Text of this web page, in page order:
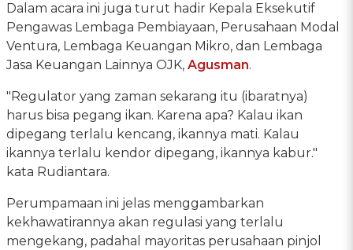
Dalam acara ini juga turut hadir Kepala Eksekutif
Pengawas Lembaga Pembiayaan, Perusahaan Modal
Ventura, Lembaga Keuangan Mikro, dan Lembaga
Jasa Keuangan Lainnya OJK, Agusman.
"Regulator yang zaman sekarang itu (ibaratnya)
harus bisa pegang ikan. Karena apa? Kalau ikan
dipegang terlalu kencang, ikannya mati. Kalau
ikannya terlalu kendor dipegang, ikannya kabur."
kata Rudiantara.
Perumpamaan ini jelas menggambarkan
kekhawatirannya akan regulasi yang terlalu
mengekang, padahal mayoritas perusahaan pinjol